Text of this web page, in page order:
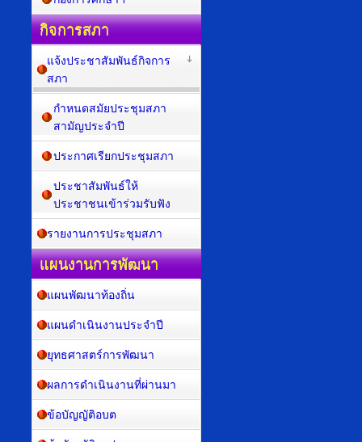
กิจการสภา
แจ้งประชาสัมพันธ์กิจการ
สภา
กำหนดสมัยประชุมสภา
สามัญประจำปี
ประกาศเรียกประชุมสภา
ประชาสัมพันธ์ให้
ประชาชนเข้าร่วมรับฟัง
รายงานการประชุมสภา
แผนงานการพัฒนา
แผนพัฒนาท้องถิ่น
แผนดำเนินงานประจำปี
ยุทธศาสตร์การพัฒนา
ผลการดำเนินงานที่ผ่านมา
ข้อบัญญัติอบต